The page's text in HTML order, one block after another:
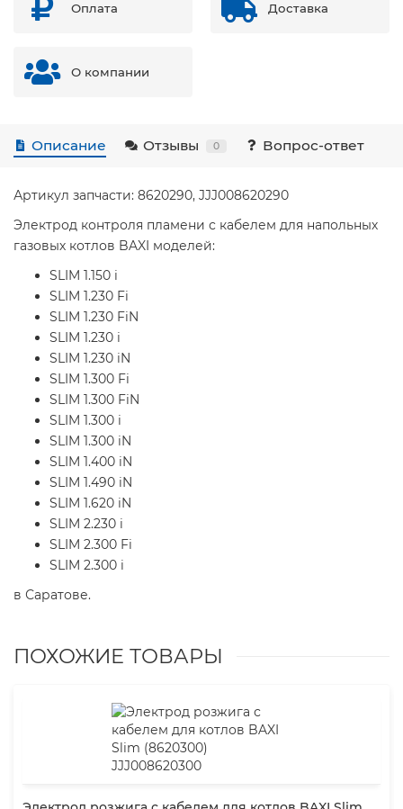
Оплата Доставка
О компании
Описание Отзывы 0 Вопрос-ответ
Артикул запчасти: 8620290, JJJ008620290
Электрод контроля пламени с кабелем для напольных
газовых котлов BAXI моделей:
SLIM 1.150 i
SLIM 1.230 Fi
SLIM 1.230 FiN
SLIM 1.230 i
SLIM 1.230 iN
SLIM 1.300 Fi
SLIM 1.300 FiN
SLIM 1.300 i
SLIM 1.300 iN
SLIM 1.400 iN
SLIM 1.490 iN
SLIM 1.620 iN
SLIM 2.230 i
SLIM 2.300 Fi
SLIM 2.300 i
в Саратове.
ПОХОЖИЕ ТОВАРЫ